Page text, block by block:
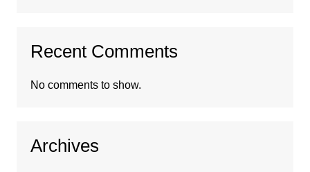
Recent Comments
No comments to show.
Archives